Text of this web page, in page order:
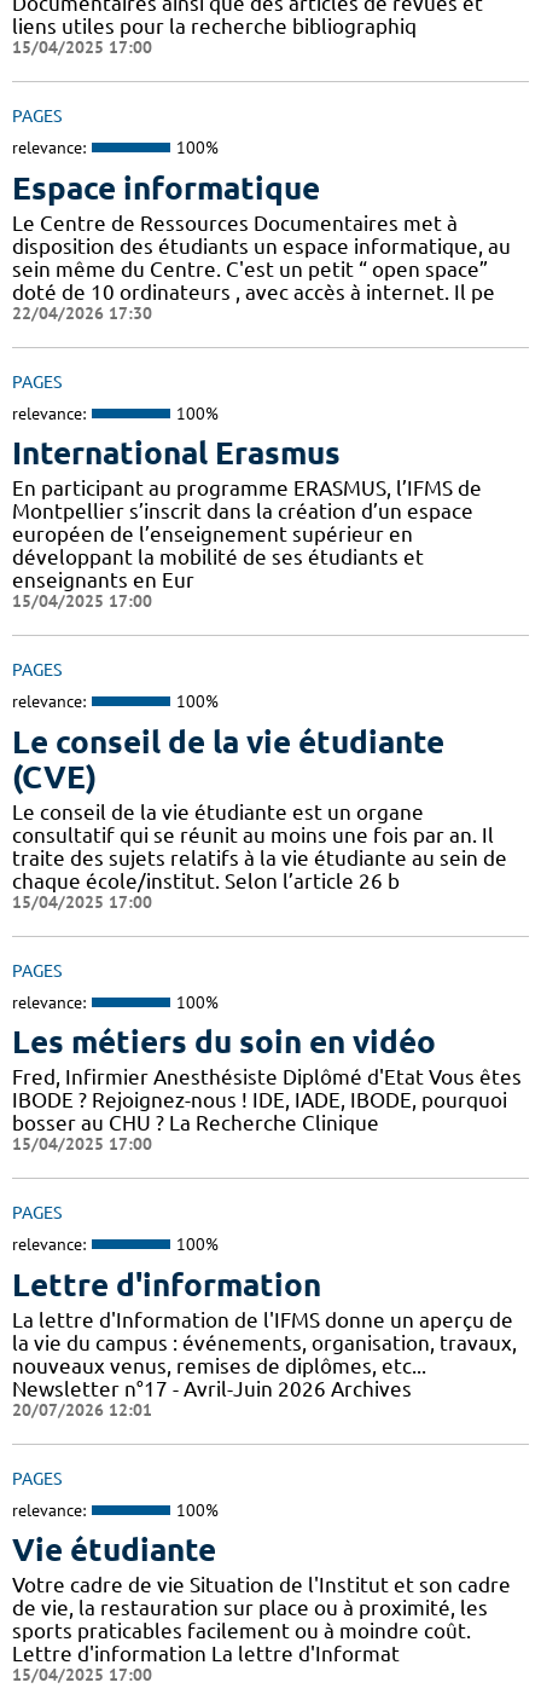
liens utiles pour la recherche bibliographiq
15/04/2025 17:00
PAGES
relevance: 100%
Espace informatique
Le Centre de Ressources Documentaires met à
disposition des étudiants un espace informatique, au
sein même du Centre. C'est un petit “ open space”
doté de 10 ordinateurs , avec accès à internet. Il pe
22/04/2026 17:30
PAGES
relevance: 100%
International Erasmus
En participant au programme ERASMUS, l’IFMS de
Montpellier s’inscrit dans la création d’un espace
européen de l’enseignement supérieur en
développant la mobilité de ses étudiants et
enseignants en Eur
15/04/2025 17:00
PAGES
relevance: 100%
Le conseil de la vie étudiante
(CVE)
Le conseil de la vie étudiante est un organe
consultatif qui se réunit au moins une fois par an. Il
traite des sujets relatifs à la vie étudiante au sein de
chaque école/institut. Selon l’article 26 b
15/04/2025 17:00
PAGES
relevance: 100%
Les métiers du soin en vidéo
Fred, Infirmier Anesthésiste Diplômé d'Etat Vous êtes
IBODE ? Rejoignez-nous ! IDE, IADE, IBODE, pourquoi
bosser au CHU ? La Recherche Clinique
15/04/2025 17:00
PAGES
relevance: 100%
Lettre d'information
La lettre d'Information de l'IFMS donne un aperçu de
la vie du campus : événements, organisation, travaux,
nouveaux venus, remises de diplômes, etc...
Newsletter n°17 - Avril-Juin 2026 Archives
20/07/2026 12:01
PAGES
relevance: 100%
Vie étudiante
Votre cadre de vie Situation de l'Institut et son cadre
de vie, la restauration sur place ou à proximité, les
sports praticables facilement ou à moindre coût.
Lettre d'information La lettre d'Informat
15/04/2025 17:00